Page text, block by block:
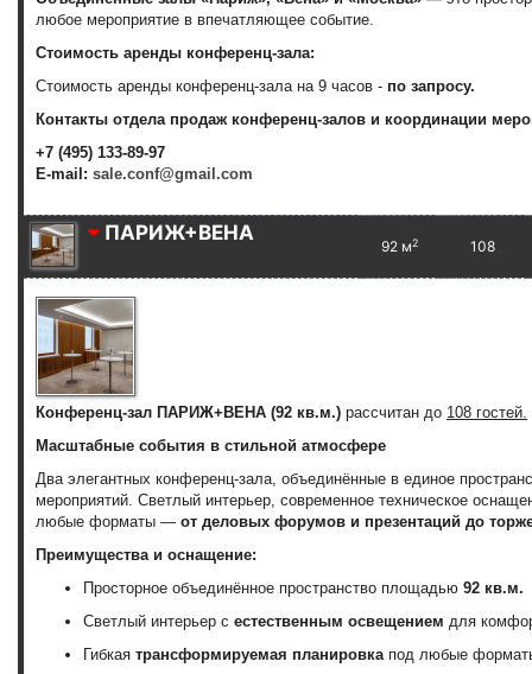
любое мероприятие в впечатляющее событие.
Стоимость аренды конференц-зала:
Стоимость аренды конференц-зала на 9 часов - по запросу.
Контакты отдела продаж конференц-залов и координации
+7 (495) 133-89-97
E-mail: sale.conf@gmail.com
ПАРИЖ+ВЕНА
92 м2 108
Конференц-зал ПАРИЖ+ВЕНА (92 кв.м.) рассчитан до 108 гостей.
Масштабные события в стильной атмосфере
Два элегантных конференц-зала, объединённые в единое
мероприятий. Светлый интерьер, современное техническое
любые форматы — от деловых форумов и презентаций до
Преимущества и оснащение:
Просторное объединённое пространство площадью 92 кв.м.
Светлый интерьер с естественным освещением для
Гибкая трансформируемая планировкапод любые